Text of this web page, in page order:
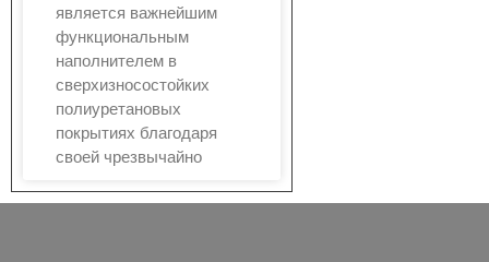
является важнейшим
функциональным
наполнителем в
сверхизносостойких
полиуретановых
покрытиях благодаря
своей чрезвычайно